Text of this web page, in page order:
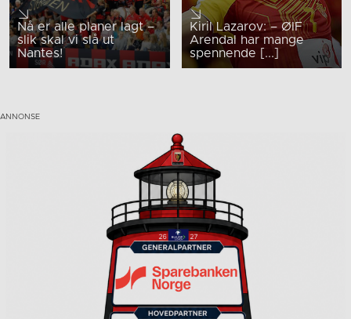
Nå er alle planer lagt –
slik skal vi slå ut
Nantes!
Kiril Lazarov: – ØIF
Arendal har mange
spennende [...]